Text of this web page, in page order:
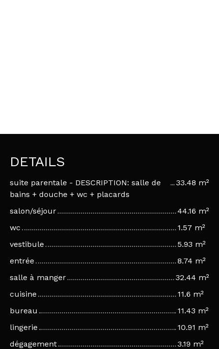
DETAILS
suite parentale - DESCRIPTION: salle de
bains + douche + wc + placards
33.48 m²
salon/séjour
44.16 m²
wc
1.57 m²
vestibule
5.93 m²
entrée
8.74 m²
salle à manger
32.44 m²
cuisine
11.6 m²
bureau
11.43 m²
lingerie
10.91 m²
dégagement
3.19 m²